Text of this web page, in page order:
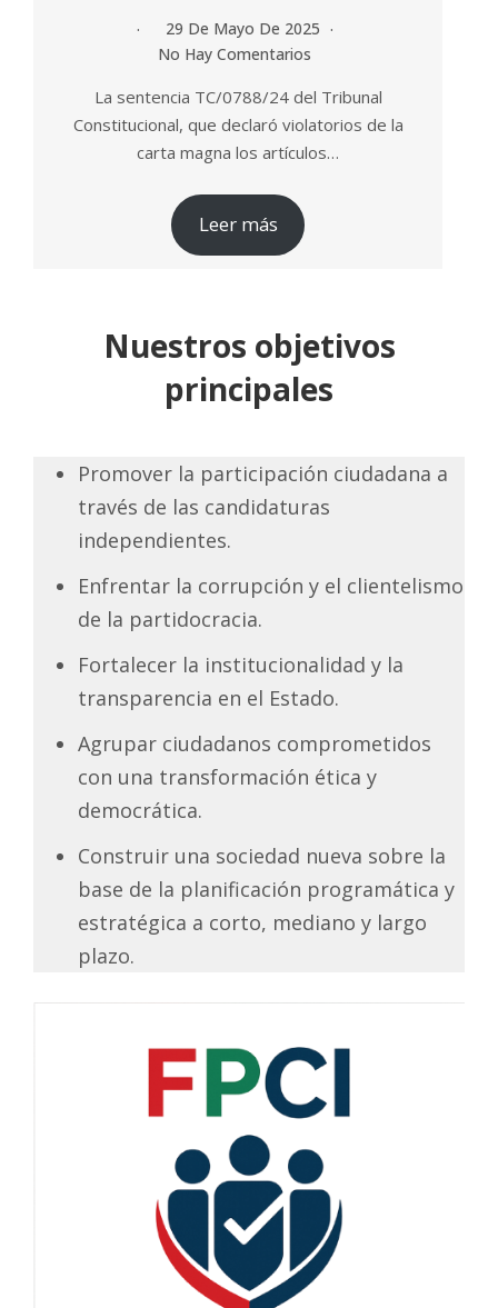
29 De Mayo De 2025
No Hay Comentarios
La sentencia TC/0788/24 del Tribunal
Constitucional, que declaró violatorios de la
carta magna los artículos…
Leer más
Nuestros objetivos
principales
Promover la participación ciudadana a
través de las candidaturas
independientes.
Enfrentar la corrupción y el clientelismo
de la partidocracia.
Fortalecer la institucionalidad y la
transparencia en el Estado.
Agrupar ciudadanos comprometidos
con una transformación ética y
democrática.
Construir una sociedad nueva sobre la
base de la planificación programática y
estratégica a corto, mediano y largo
plazo.